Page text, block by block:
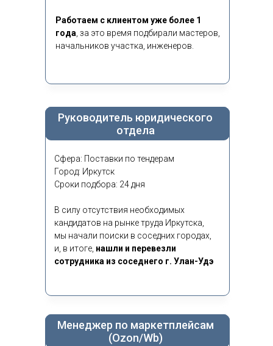
Работаем с клиентом уже более 1
года за это время подбирали мастеров,
начальников участка, инженеров.
Руководитель юридического
отдела
Сфера: Поставки по тендерам
Город: Иркутск
Сроки подбора: 24 дня
В силу отсутствия необходимых
кандидатов на рынке труда Иркутска,
мы начали поиски в соседних городах,
и, в итоге, нашли и перевезли
сотрудника из соседнего г. Улан-Удэ
Менеджер по маркетплейсам
(Ozon/Wb)